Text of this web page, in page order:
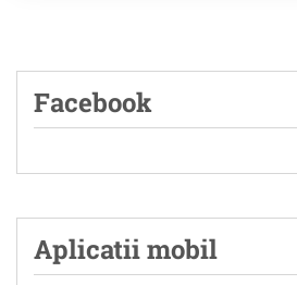
Facebook
Aplicatii mobil